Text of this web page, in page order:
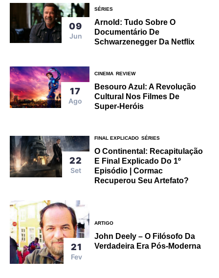
09
Jun
SÉRIES
Arnold: Tudo Sobre O
Documentário De
Schwarzenegger Da Netflix
17
Ago
CINEMA REVIEW
Besouro Azul: A Revolução
Cultural Nos Filmes De
Super-Heróis
22
Set
FINAL EXPLICADO SÉRIES
O Continental: Recapitulação
E Final Explicado Do 1º
Episódio | Cormac
Recuperou Seu Artefato?
21
Fev
ARTIGO
John Deely – O Filósofo Da
Verdadeira Era Pós-Moderna